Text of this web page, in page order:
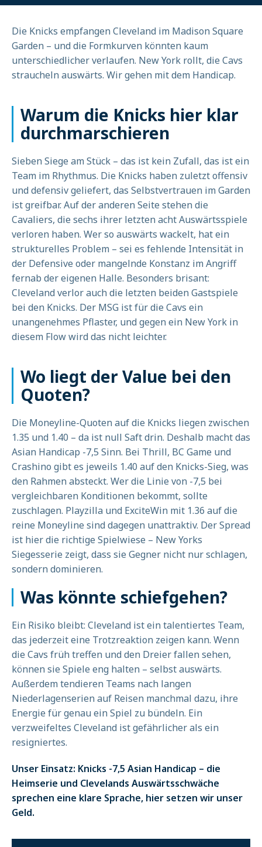
Die Knicks empfangen Cleveland im Madison Square
Garden – und die Formkurven könnten kaum
unterschiedlicher verlaufen. New York rollt, die Cavs
straucheln auswärts. Wir gehen mit dem Handicap.
Warum die Knicks hier klar
durchmarschieren
Sieben Siege am Stück – das ist kein Zufall, das ist ein
Team im Rhythmus. Die Knicks haben zuletzt offensiv
und defensiv geliefert, das Selbstvertrauen im Garden
ist greifbar. Auf der anderen Seite stehen die
Cavaliers, die sechs ihrer letzten acht Auswärtsspiele
verloren haben. Wer so auswärts wackelt, hat ein
strukturelles Problem – sei es fehlende Intensität in
der Defensive oder mangelnde Konstanz im Angriff
fernab der eigenen Halle. Besonders brisant:
Cleveland verlor auch die letzten beiden Gastspiele
bei den Knicks. Der MSG ist für die Cavs ein
unangenehmes Pflaster, und gegen ein New York in
diesem Flow wird das nicht leichter.
Wo liegt der Value bei den
Quoten?
Die Moneyline-Quoten auf die Knicks liegen zwischen
1.35 und 1.40 – da ist null Saft drin. Deshalb macht das
Asian Handicap -7,5 Sinn. Bei Thrill, BC Game und
Crashino gibt es jeweils 1.40 auf den Knicks-Sieg, was
den Rahmen absteckt. Wer die Linie von -7,5 bei
vergleichbaren Konditionen bekommt, sollte
zuschlagen. Playzilla und ExciteWin mit 1.36 auf die
reine Moneyline sind dagegen unattraktiv. Der Spread
ist hier die richtige Spielwiese – New Yorks
Siegesserie zeigt, dass sie Gegner nicht nur schlagen,
sondern dominieren.
Was könnte schiefgehen?
Ein Risiko bleibt: Cleveland ist ein talentiertes Team,
das jederzeit eine Trotzreaktion zeigen kann. Wenn
die Cavs früh treffen und den Dreier fallen sehen,
können sie Spiele eng halten – selbst auswärts.
Außerdem tendieren Teams nach langen
Niederlagenserien auf Reisen manchmal dazu, ihre
Energie für genau ein Spiel zu bündeln. Ein
verzweifeltes Cleveland ist gefährlicher als ein
resigniertes.
Unser Einsatz: Knicks -7,5 Asian Handicap – die
Heimserie und Clevelands Auswärtsschwäche
sprechen eine klare Sprache, hier setzen wir unser
Geld.